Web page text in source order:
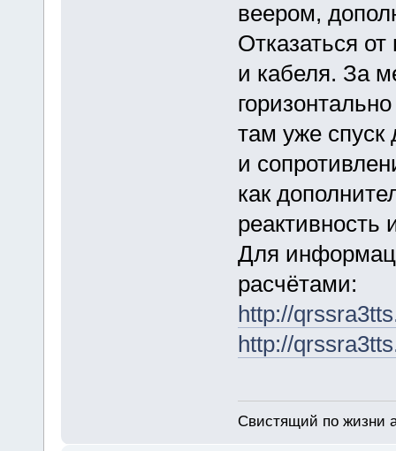
веером,
Отказаться
и кабеля. За
там уже спуск
и
как
реактивность
Для
расчётами:
http://
http://
Свистящий по жизни